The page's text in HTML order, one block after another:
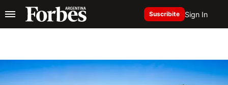
Suscribite Sign In